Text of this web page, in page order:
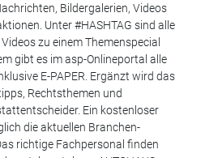
Bildergalerien, Videos
Unter #HASHTAG sind alle
zu einem Themenspecial
gibt es im asp-Onlineportal alle
E-PAPER. Ergänzt wird das
Rechtsthemen und
Ein kostenloser
die aktuellen Branchen-
richtige Fachpersonal finden